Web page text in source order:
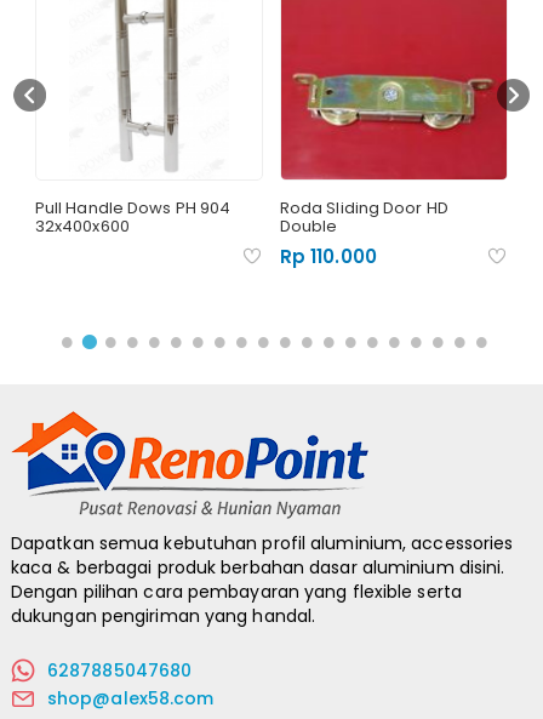
Pull Handle Dows PH 904
32x400x600
Roda Sliding Door HD
Double
Rp 110.000
Dapatkan semua kebutuhan profil aluminium, accessories
kaca & berbagai produk berbahan dasar aluminium disini.
Dengan pilihan cara pembayaran yang flexible serta
dukungan pengiriman yang handal.
6287885047680
shop@alex58.com